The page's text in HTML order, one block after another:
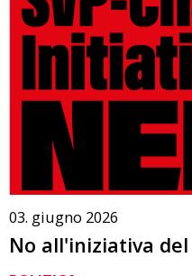
03. giugno 2026
No all'iniziativa del